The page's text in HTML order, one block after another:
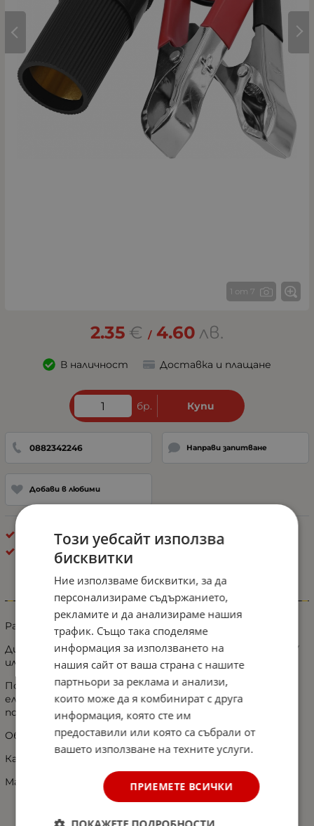
1 от 7
2.35 € / 4.60 лв.
В наличност Доставка и плащане
бр. Купи
0882342246 Направи запитване
Добави в любими
Брой в кашон: 84 бр.
Екстериор - Разни
Информация
Разклонител за запалка с щипки за акумулатор
Директно свързване към клемите на акумулатора 12V
или 24V;
Подходящ е за употреба с компресор за гуми,
електрически крик, прахосмукачка, хладилна чанта,
подвижна работна лампа и други;
Обща дължина 25см.
Кабел 2 х 0.25мм².
Максимално натоварване 10А.
Този уебсайт използва
бисквитки
Ние използваме бисквитки, за да
персонализираме съдържанието,
рекламите и да анализираме нашия
трафик. Също така споделяме
информация за използването на
нашия сайт от ваша страна с нашите
партньори за реклама и анализи,
които може да я комбинират с друга
информация, която сте им
предоставили или която са събрали от
вашето използване на техните услуги.
ПРИЕМЕТЕ ВСИЧКИ